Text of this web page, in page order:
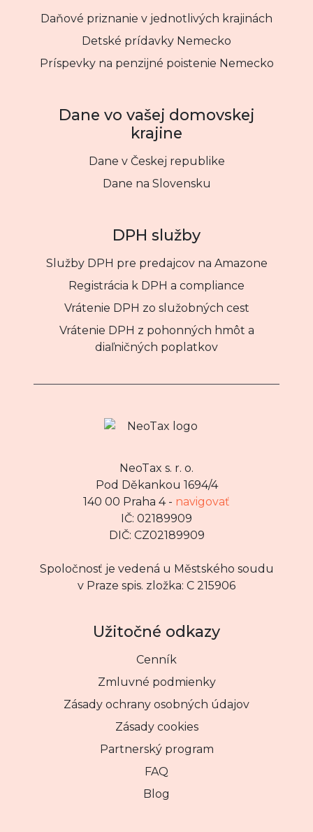
Daňové priznanie v jednotlivých krajinách
Detské prídavky Nemecko
Príspevky na penzijné poistenie Nemecko
Dane vo vašej domovskej
krajine
Dane v Českej republike
Dane na Slovensku
DPH služby
Služby DPH pre predajcov na Amazone
Registrácia k DPH a compliance
Vrátenie DPH zo služobných cest
Vrátenie DPH z pohonných hmôt a
diaľničných poplatkov
NeoTax s. r. o.
Pod Děkankou 1694/4
140 00 Praha 4 - navigovať
IČ: 02189909
DIČ: CZ02189909
Spoločnosť je vedená u Městského soudu
v Praze spis. zložka: C 215906
Užitočné odkazy
Cenník
Zmluvné podmienky
Zásady ochrany osobných údajov
Zásady cookies
Partnerský program
FAQ
Blog